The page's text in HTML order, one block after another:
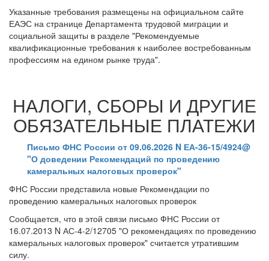
Указанные требования размещены на официальном сайте
ЕАЭС на странице Департамента трудовой миграции и
социальной защиты в разделе "Рекомендуемые
квалификационные требования к наиболее востребованным
профессиям на едином рынке труда".
НАЛОГИ, СБОРЫ И ДРУГИЕ
ОБЯЗАТЕЛЬНЫЕ ПЛАТЕЖИ
Письмо ФНС России от 09.06.2026 N ЕА-36-15/4924@
"О доведении Рекомендаций по проведению
камеральных налоговых проверок"
ФНС России представила новые Рекомендации по
проведению камеральных налоговых проверок
Сообщается, что в этой связи письмо ФНС России от
16.07.2013 N АС-4-2/12705 "О рекомендациях по проведению
камеральных налоговых проверок" считается утратившим
силу.